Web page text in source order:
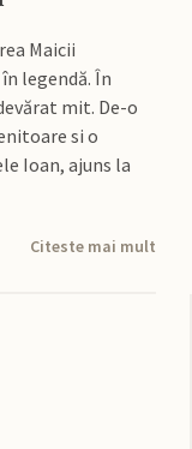
Maicii
legendă. În
mit. De-o
si o
Ioan, ajuns la
Citeste mai mult